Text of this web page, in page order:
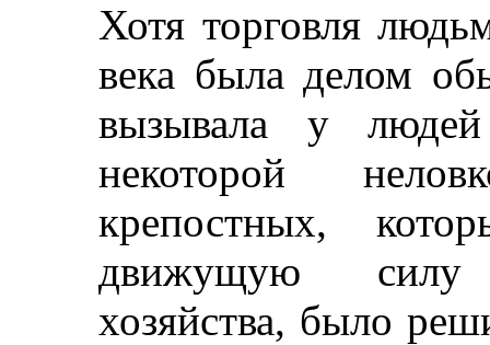
Хотя торговля
века была делом
вызывала у
некоторой
крепостных,
движущую силу
хозяйства, было